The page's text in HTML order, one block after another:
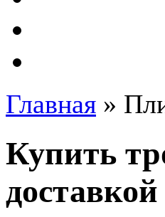
Главная »
Купить